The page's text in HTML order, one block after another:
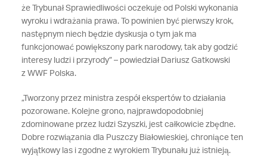
że Trybunał Sprawiedliwości oczekuje od Polski wykonania
wyroku i wdrażania prawa. To powinien być pierwszy krok,
następnym niech będzie dyskusja o tym jak ma
funkcjonować powiększony park narodowy, tak aby godzić
interesy ludzi i przyrody” – powiedział Dariusz Gatkowski
z WWF Polska.
„Tworzony przez ministra zespół ekspertów to działania
pozorowane. Kolejne grono, najprawdopodobniej
zdominowane przez ludzi Szyszki, jest całkowicie zbędne.
Dobre rozwiązania dla Puszczy Białowieskiej, chroniące ten
wyjątkowy las i zgodne z wyrokiem Trybunału już istnieją.